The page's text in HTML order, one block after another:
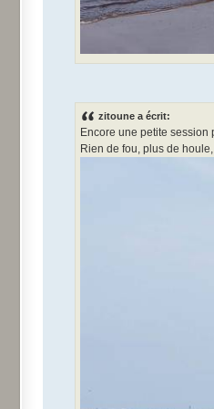
zitoune a écrit:
Encore une petite session
Rien de fou, plus de